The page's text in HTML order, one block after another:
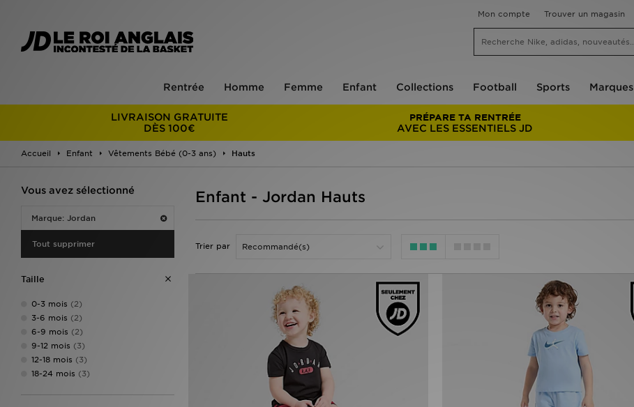
Mon compte Trouver un magasin
Rentrée Homme Femme Enfant Collections Football Sports Marques
LIVRAISON GRATUITE
DÈS 100€
PRÉPARE TA RENTRÉE
AVEC LES ESSENTIELS JD
Accueil Enfant Vêtements Bébé (0-3 ans) Hauts
Vous avez sélectionné
Marque: Jordan
Tout supprimer
Taille
0-3 mois (2)
3-6 mois (2)
6-9 mois (2)
9-12 mois (3)
12-18 mois (3)
18-24 mois (3)
Enfant - Jordan Hauts
Trier par